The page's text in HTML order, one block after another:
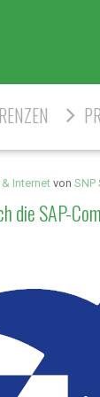
Internetvon SNP
SAP-